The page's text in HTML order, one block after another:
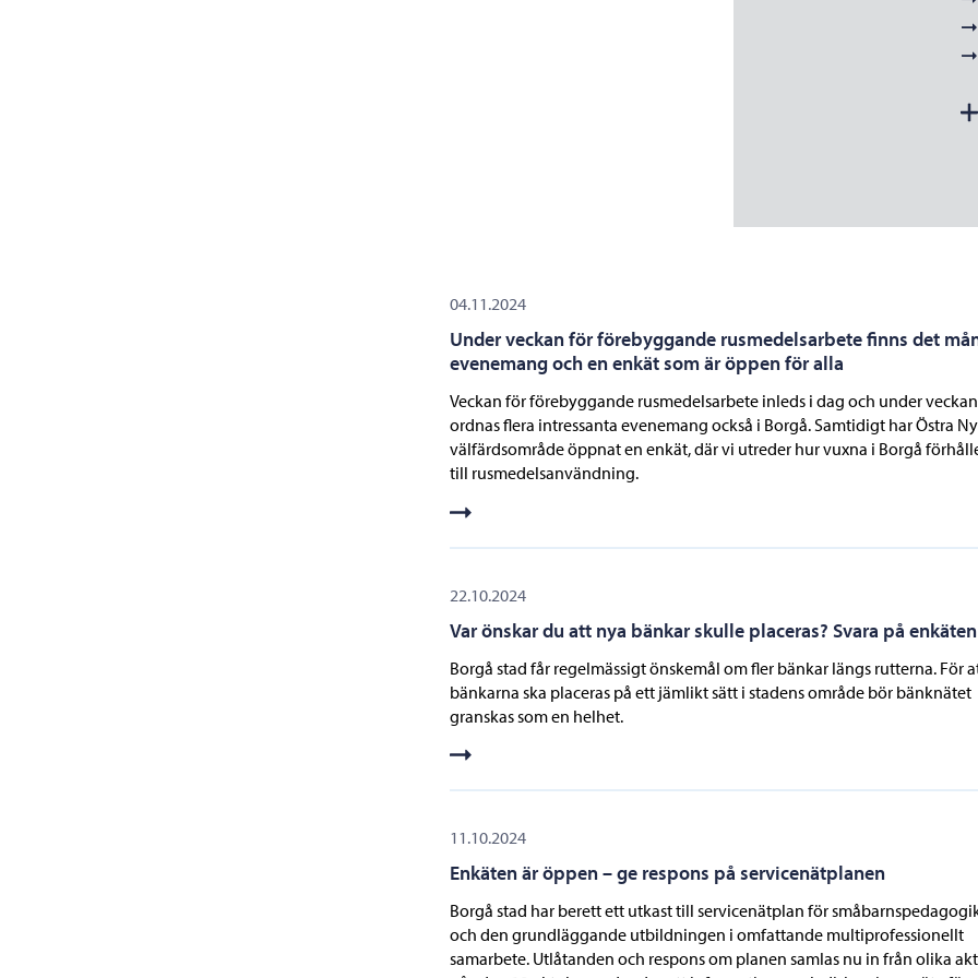
04.11.2024
Under veckan för förebyggande rusmedelsarbete finns det
evenemang och en enkät som är öppen för alla
Veckan för förebyggande rusmedelsarbete inleds i dag och under veckan
ordnas flera intressanta evenemang också i Borgå. Samtidigt har Östra
välfärdsområde öppnat en enkät, där vi utreder hur vuxna i Borgå
till rusmedelsanvändning.
22.10.2024
Var önskar du att nya bänkar skulle placeras? Svara på enkäten
Borgå stad får regelmässigt önskemål om fler bänkar längs rutterna. För
bänkarna ska placeras på ett jämlikt sätt i stadens område bör bänknätet
granskas som en helhet.
11.10.2024
Enkäten är öppen – ge respons på servicenätplanen
Borgå stad har berett ett utkast till servicenätplan för
och den grundläggande utbildningen i omfattande multiprofessionellt
samarbete. Utlåtanden och respons om planen samlas nu in från olika